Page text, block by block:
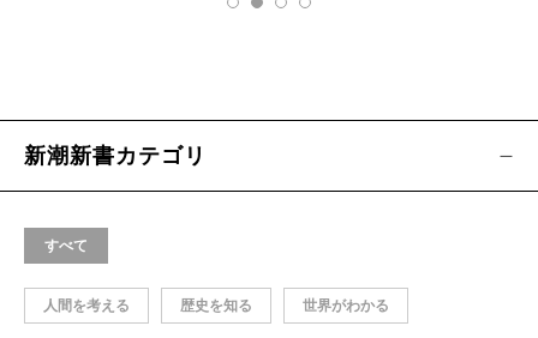
新潮新書カテゴリ
すべて
人間を考える 歴史を知る 世界がわかる